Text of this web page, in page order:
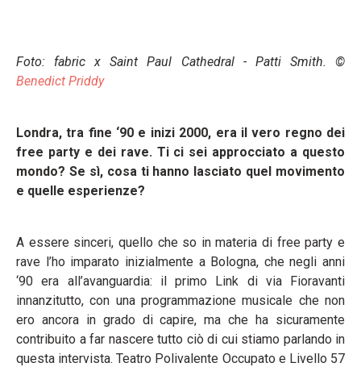
Foto: fabric x Saint Paul Cathedral - Patti Smith. ©
Benedict Priddy
Londra, tra fine ‘90 e inizi 2000, era il vero regno dei
free party e dei rave. Ti ci sei approcciato a questo
mondo? Se sì, cosa ti hanno lasciato quel movimento
e quelle esperienze?
A essere sinceri, quello che so in materia di free party e
rave l’ho imparato inizialmente a Bologna, che negli anni
‘90 era all’avanguardia: il primo Link di via Fioravanti
innanzitutto, con una programmazione musicale che non
ero ancora in grado di capire, ma che ha sicuramente
contribuito a far nascere tutto ciò di cui stiamo parlando in
questa intervista. Teatro Polivalente Occupato e Livello 57